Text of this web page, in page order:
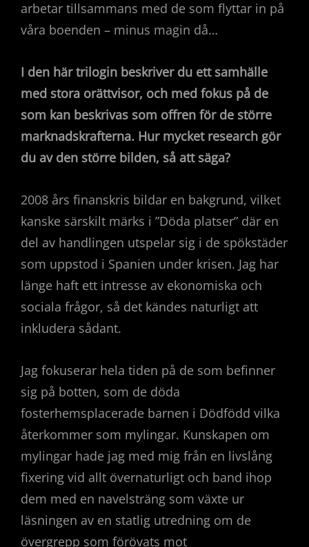
arbetar tillsammans med de som flyttar in på
våra boenden – minus magin då…
I den här trilogin beskriver du ett samhälle
med stora orättvisor, och med fokus på de
som kan beskrivas som offren för de större
marknadskrafterna. Hur mycket research gör
du av den större bilden, så att säga?
2008 års finanskris bildar en bakgrund, vilket
kanske särskilt märks i ”Döda platser” där en
del av handlingen utspelar sig i de spökstäder
som uppstod i Spanien under krisen. Jag har
länge haft ett intresse av ekonomiska och
sociala frågor, så det kändes naturligt att
inkludera sådant.
Jag fokuserar hela tiden på de som befinner
sig på botten, som de döda
fosterhemsplacerade barnen i Dödfödd vilka
återkommer som mylingar. Kunskapen om
mylingar hade jag med mig från en livslång
fixering vid allt övernaturligt och band ihop
dem med en navelsträng som växte ur
läsningen av en statlig utredning om de
övergrepp som förövats mot